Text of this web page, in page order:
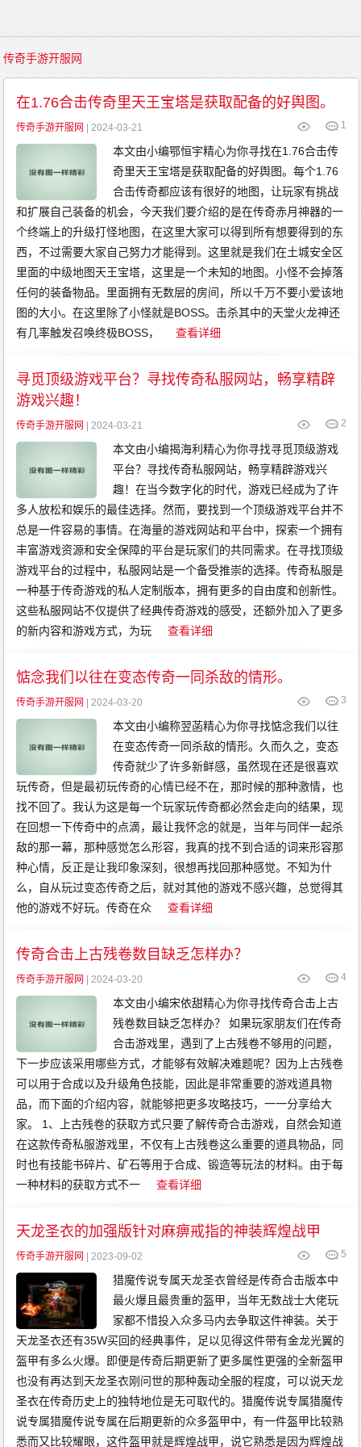
首
页
传
奇
游
戏
复
古
传
奇
新
开
传
奇
传
奇
发
布
精
品
传
奇
英
雄
传
奇
金
币
传
奇
中
变
传
奇
变
态
传
奇
网
通
传
奇
传奇手游开服网
在1.76合击传奇里天王宝塔是获取配备的好舆图。
1
传奇手游开服网 | 2024-03-21
本文由小编鄂恒宇精心为你寻找在1.76合击传
奇里天王宝塔是获取配备的好舆图。每个1.76
合击传奇都应该有很好的地图，让玩家有挑战
和扩展自己装备的机会，今天我们要介绍的是在传奇赤月神器的一
个终端上的升级打怪地图，在这里大家可以得到所有想要得到的东
西，不过需要大家自己努力才能得到。这里就是我们在土城安全区
里面的中级地图天王宝塔，这里是一个未知的地图。小怪不会掉落
任何的装备物品。里面拥有无数层的房间，所以千万不要小爱该地
图的大小。在这里除了小怪就是BOSS。击杀其中的天堂火龙神还
有几率触发召唤终极BOSS，
查看详细
寻觅顶级游戏平台？寻找传奇私服网站，畅享精辟
游戏兴趣！
2
传奇手游开服网 | 2024-03-21
本文由小编揭海利精心为你寻找寻觅顶级游戏
平台？寻找传奇私服网站，畅享精辟游戏兴
趣！在当今数字化的时代，游戏已经成为了许
多人放松和娱乐的最佳选择。然而，要找到一个顶级游戏平台并不
总是一件容易的事情。在海量的游戏网站和平台中，探索一个拥有
丰富游戏资源和安全保障的平台是玩家们的共同需求。在寻找顶级
游戏平台的过程中，私服网站是一个备受推崇的选择。传奇私服是
一种基于传奇游戏的私人定制版本，拥有更多的自由度和创新性。
这些私服网站不仅提供了经典传奇游戏的感受，还额外加入了更多
的新内容和游戏方式，为玩
查看详细
惦念我们以往在变态传奇一同杀敌的情形。
3
传奇手游开服网 | 2024-03-20
本文由小编称翌菡精心为你寻找惦念我们以往
在变态传奇一同杀敌的情形。久而久之，变态
传奇就少了许多新鲜感，虽然现在还是很喜欢
玩传奇，但是最初玩传奇的心情已经不在，那时候的那种激情，也
找不回了。我认为这是每一个玩家玩传奇都必然会走向的结果，现
在回想一下传奇中的点滴，最让我怀念的就是，当年与同伴一起杀
敌的那一幕，那种感觉怎么形容，我真的找不到合适的词来形容那
种心情，反正是让我印象深刻，很想再找回那种感觉。不知为什
么，自从玩过变态传奇之后，就对其他的游戏不感兴趣，总觉得其
他的游戏不好玩。传奇在众
查看详细
传奇合击上古残卷数目缺乏怎样办？
4
传奇手游开服网 | 2024-03-20
本文由小编宋依甜精心为你寻找传奇合击上古
残卷数目缺乏怎样办？ 如果玩家朋友们在传奇
合击游戏里，遇到了上古残卷不够用的问题，
下一步应该采用哪些方式，才能够有效解决难题呢？因为上古残卷
可以用于合成以及升级角色技能，因此是非常重要的游戏道具物
品，而下面的介绍内容，就能够把更多攻略技巧，一一分享给大
家。 1、上古残卷的获取方式只要了解传奇合击游戏，自然会知道
在这款传奇私服游戏里，不仅有上古残卷这么重要的道具物品，同
时也有技能书碎片、矿石等用于合成、锻造等玩法的材料。由于每
一种材料的获取方式不一
查看详细
天龙圣衣的加强版针对麻痹戒指的神装辉煌战甲
5
传奇手游开服网 | 2023-09-02
猎魔传说专属天龙圣衣曾经是传奇合击版本中
最火爆且最贵重的盔甲，当年无数战士大佬玩
家都不惜投入众多马内去争取这件神装。关于
天龙圣衣还有35W买回的经典事件，足以见得这件带有金龙光翼的
盔甲有多么火爆。即便是传奇后期更新了更多属性更强的全新盔甲
也没有再达到天龙圣衣刚问世的那种轰动全服的程度，可以说天龙
圣衣在传奇历史上的独特地位是无可取代的。猎魔传说专属猎魔传
说专属猎魔传说专属在后期更新的众多盔甲中，有一件盔甲比较熟
悉而又比较耀眼，这件盔甲就是辉煌战甲，说它熟悉是因为辉煌战